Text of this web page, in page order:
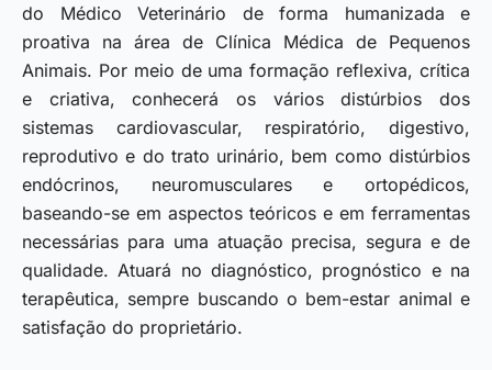
do Médico Veterinário de forma humanizada e
proativa na área de Clínica Médica de Pequenos
Animais. Por meio de uma formação reflexiva, crítica
e criativa, conhecerá os vários distúrbios dos
sistemas cardiovascular, respiratório, digestivo,
reprodutivo e do trato urinário, bem como distúrbios
endócrinos, neuromusculares e ortopédicos,
baseando-se em aspectos teóricos e em ferramentas
necessárias para uma atuação precisa, segura e de
qualidade. Atuará no diagnóstico, prognóstico e na
terapêutica, sempre buscando o bem-estar animal e
satisfação do proprietário.